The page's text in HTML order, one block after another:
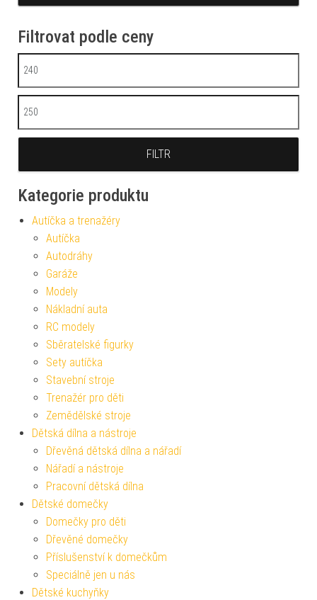
Filtrovat podle ceny
Minimální cena
Maximální cena
FILTR
Kategorie produktu
Autíčka a trenažéry
Autíčka
Autodráhy
Garáže
Modely
Nákladní auta
RC modely
Sběratelské figurky
Sety autíčka
Stavební stroje
Trenažér pro děti
Zemědělské stroje
Dětská dílna a nástroje
Dřevěná dětská dílna a nářadí
Nářadí a nástroje
Pracovní dětská dílna
Dětské domečky
Domečky pro děti
Dřevěné domečky
Příslušenství k domečkům
Speciálně jen u nás
Dětské kuchyňky